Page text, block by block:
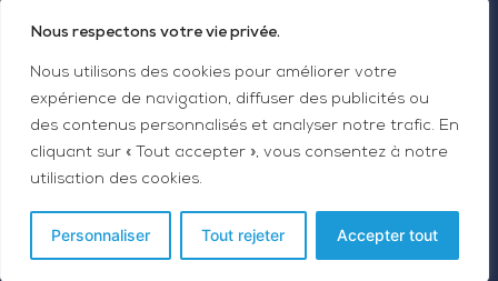
Nous respectons votre vie privée.
Nous utilisons des cookies pour améliorer votre
expérience de navigation, diffuser des publicités ou
des contenus personnalisés et analyser notre trafic. En
cliquant sur « Tout accepter », vous consentez à notre
utilisation des cookies.
Personnaliser Tout rejeter Accepter tout
Mentions légales
par
| Glossaire